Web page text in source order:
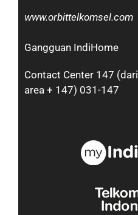
www.orbittelkomsel.com
Gangguan IndiHome
Contact Center 147
area + 147) 031-147